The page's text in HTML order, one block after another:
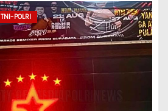
TNI-POLRI